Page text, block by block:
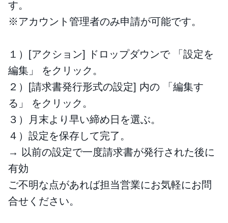
す。
※アカウント管理者のみ申請が可能です。
１）[アクション] ドロップダウンで 「設定を
編集」 をクリック。
２）[請求書発行形式の設定] 内の 「編集す
る」 をクリック。
３）月末より早い締め日を選ぶ。
４）設定を保存して完了。
→ 以前の設定で一度請求書が発行された後に
有効
ご不明な点があれば担当営業にお気軽にお問
合せください。